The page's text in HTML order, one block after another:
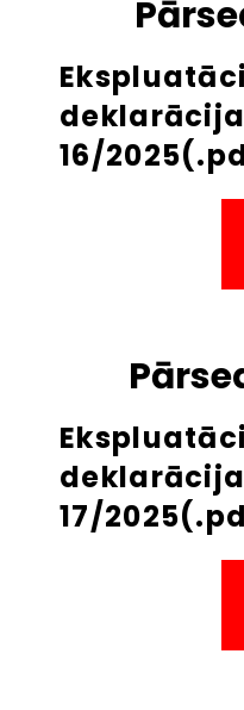
deklarācija
16/
deklarācija
17/